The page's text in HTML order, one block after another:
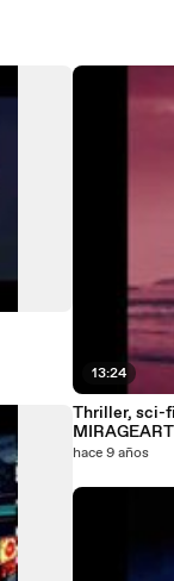
13:24
Thriller, sci-
hace 9 años